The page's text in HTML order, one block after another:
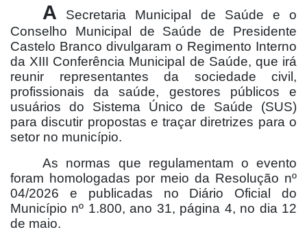
A Secretaria Municipal de Saúde e o
Conselho Municipal de Saúde de Presidente
Castelo Branco divulgaram o Regimento Interno
da XIII Conferência Municipal de Saúde, que irá
reunir representantes da sociedade civil,
profissionais da saúde, gestores públicos e
usuários do Sistema Único de Saúde (SUS)
para discutir propostas e traçar diretrizes para o
setor no município.
As normas que regulamentam o evento
foram homologadas por meio da Resolução nº
04/2026 e publicadas no Diário Oficial do
Município nº 1.800, ano 31, página 4, no dia 12
de maio.